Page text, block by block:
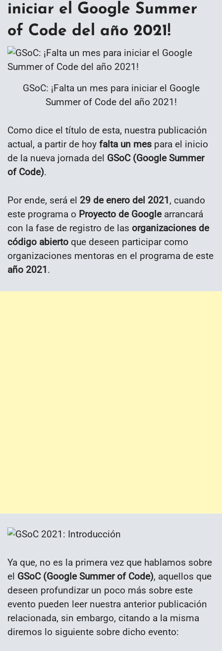
iniciar el Google Summer
of Code del año 2021!
GSoC: ¡Falta un mes para iniciar el Google
Summer of Code del año 2021!
Como dice el título de esta, nuestra publicación
actual, a partir de hoy falta un mes para el inicio
de la nueva jornada del GSoC (Google Summer
of Code).
Por ende, será el 29 de enero del 2021, cuando
este programa o Proyecto de Googlearrancará
con la fase de registro de las organizaciones de
código abierto que deseen participar como
organizaciones mentoras en el programa de este
año 2021.
Ya que, no es la primera vez que hablamos sobre
el GSoC (Google Summer of Code), aquellos que
deseen profundizar un poco más sobre este
evento pueden leer nuestra anterior publicación
relacionada, sin embargo, citando a la misma
diremos lo siguiente sobre dicho evento: